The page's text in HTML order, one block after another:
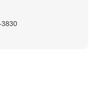
3830